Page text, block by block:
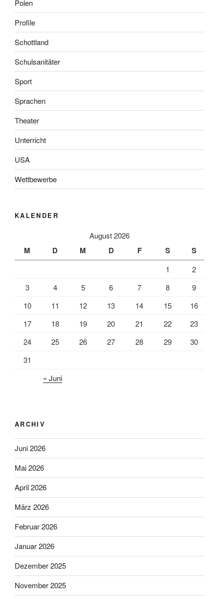
Polen
Profile
Schottland
Schulsanitäter
Sport
Sprachen
Theater
Unterricht
USA
Wettbewerbe
KALENDER
August 2026
M D M D F S S
1
2
3
4 5 6 7 8
9
10
11 12 13 14 15
16
17
18 19 20 21 22
23
24
25 26 27 28 29
30
31
« Juni
ARCHIV
Juni 2026
Mai 2026
April 2026
März 2026
Februar 2026
Januar 2026
Dezember 2025
November 2025